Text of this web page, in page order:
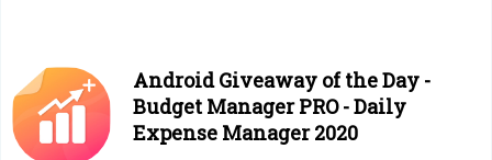
Android Giveaway of the Day -
Budget Manager PRO - Daily
Expense Manager 2020